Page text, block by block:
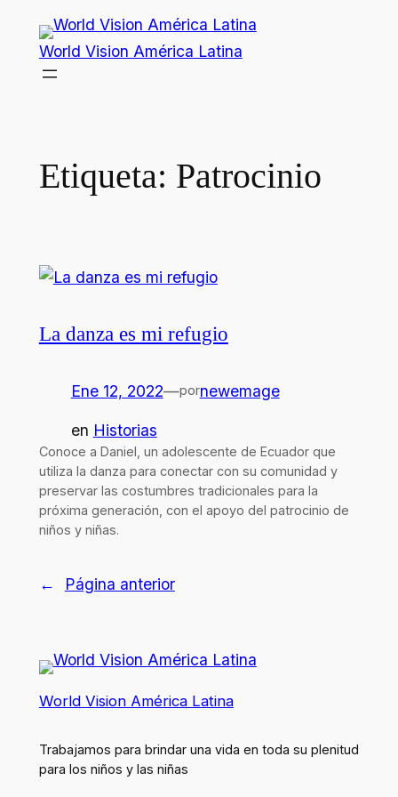
contenido
World Vision América Latina
Etiqueta: Patrocinio
La danza es mi refugio
Ene 12, 2022—pornewemage
en Historias
Conoce a Daniel, un adolescente de Ecuador que
utiliza la danza para conectar con su comunidad y
preservar las costumbres tradicionales para la
próxima generación, con el apoyo del patrocinio de
niños y niñas.
← Página anterior
World Vision América Latina
Trabajamos para brindar una vida en toda su plenitud
para los niños y las niñas